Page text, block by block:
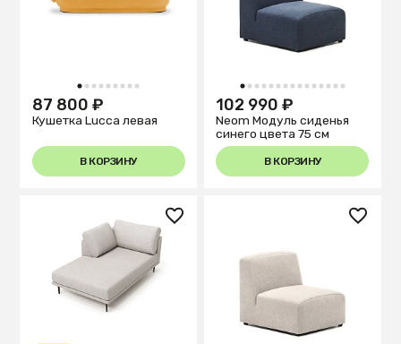
1 2 3 4 5 6 7 8 9
87 800 ₽
Кушетка Lucca левая
В КОРЗИНУ
1 2 3 4 5 6 7 8 9 101112131415
102 990 ₽
Neom Модуль сиденья
синего цвета 75 см
В КОРЗИНУ